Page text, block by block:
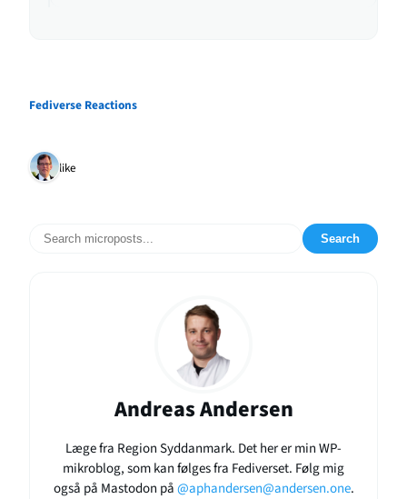
Fediverse Reactions
1 like
Search
Andreas Andersen
Læge fra Region Syddanmark. Det her er min WP-
mikroblog, som kan følges fra Fediverset. Følg mig
også på Mastodon på@aphandersen@andersen.one.